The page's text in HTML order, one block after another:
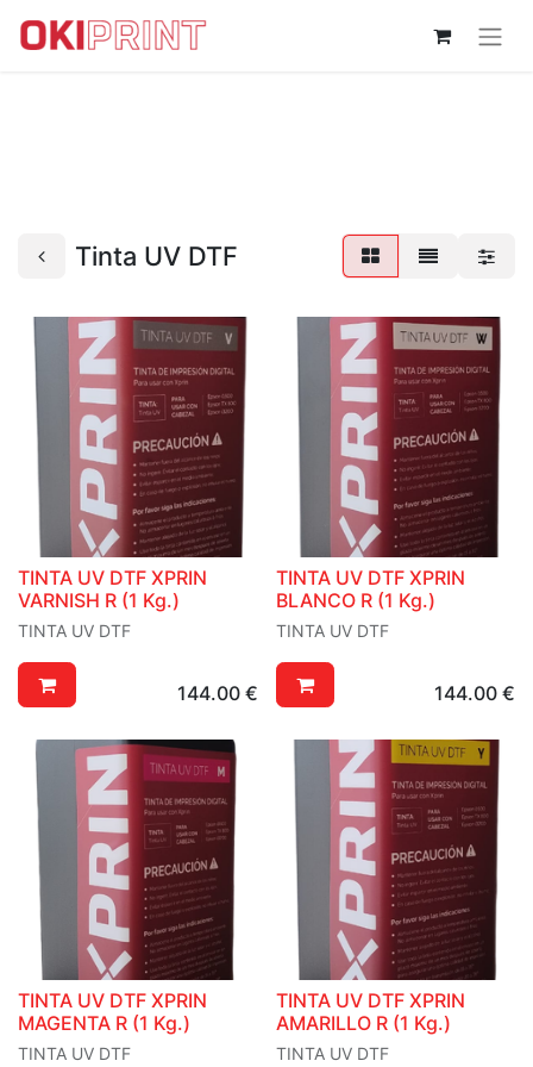
Tinta UV DTF
TINTA UV DTF XPRIN
VARNISH R (1 Kg.)
TINTA UV DTF
144.00€
TINTA UV DTF XPRIN
BLANCO R (1 Kg.)
TINTA UV DTF
144.00 €
TINTA UV DTF XPRIN
MAGENTA R (1 Kg.)
TINTA UV DTF
TINTA UV DTF XPRIN
AMARILLO R (1 Kg.)
TINTA UV DTF